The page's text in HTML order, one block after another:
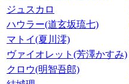
ジュスカロ
ハウラー(道玄坂琉七)
マトイ(夏川澪)
ヴァイオレット(芳澤かすみ)
クロウ(明智吾郎)